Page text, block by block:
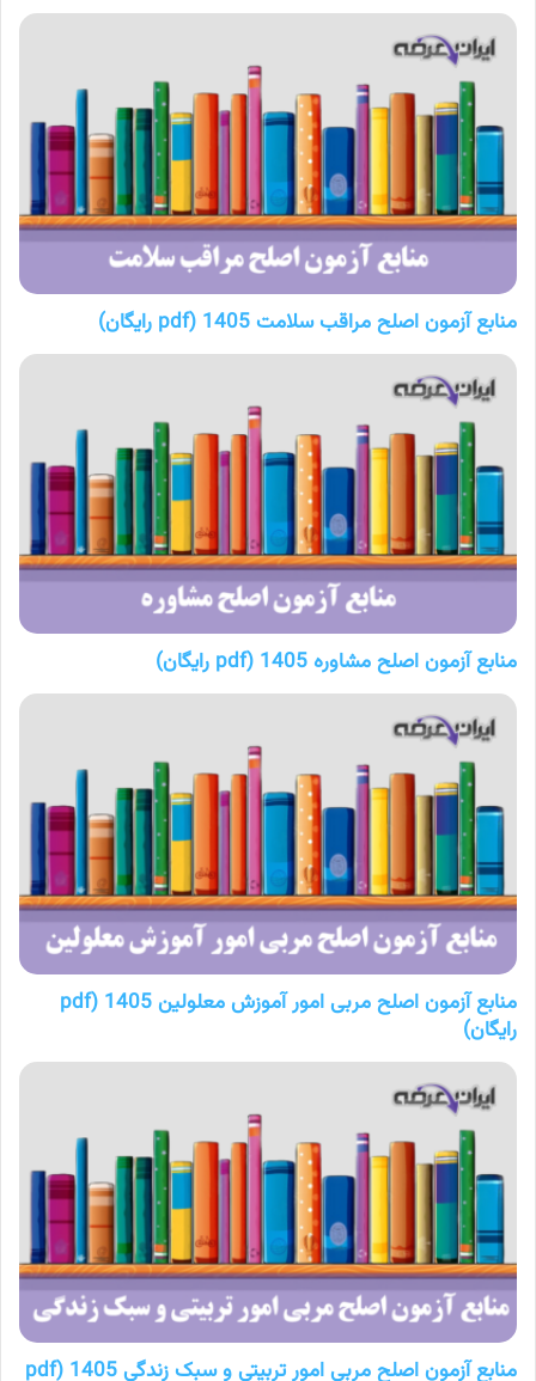
منابع آزمون اصلح مراقب سلامت 1405 (pdf رایگان)
منابع آزمون اصلح مشاوره 1405 (pdf رایگان)
منابع آزمون اصلح مربی امور آموزش معلولین 1405 (pdf
رایگان)
منابع آزمون اصلح مربی امور تربیتی و سبک زندگی 1405 (pdf